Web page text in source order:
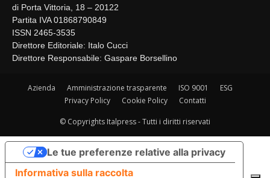
di Porta Vittoria, 18 – 20122
Partita IVA 01868790849
ISSN 2465-3535
Direttore Editoriale: Italo Cucci
Direttore Responsabile: Gaspare Borsellino
Azienda Amministrazione trasparente ISO 9001
ESG
Privacy Policy
Cookie Policy Contatti
© Copyrights Italpress - Tutti i diritti riservati
Informativa sulla raccolta
Le tue preferenze relative alla privacy